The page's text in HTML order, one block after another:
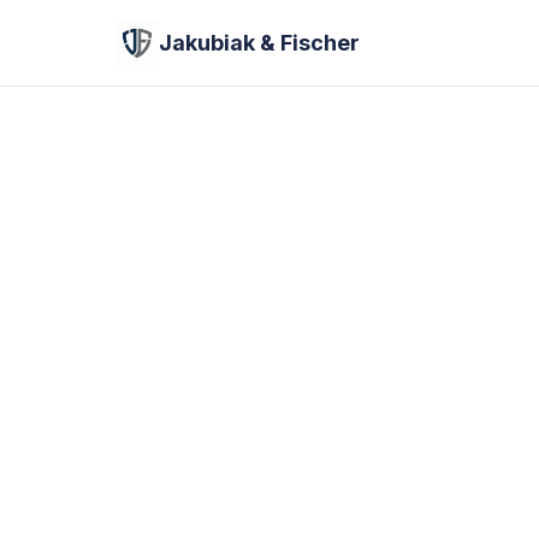
Jakubiak & Fischer